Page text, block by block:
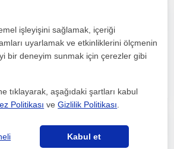
Korece
Çevrimiçi dersler
işleyişini sağlamak, içeriği
uyarlamak ve etkinliklerini ölçmenin
bir deneyim sunmak için çerezler gibi
tıklayarak, aşağıdaki şartları kabul
Politikası veGizlilik Politikası
Kabul et